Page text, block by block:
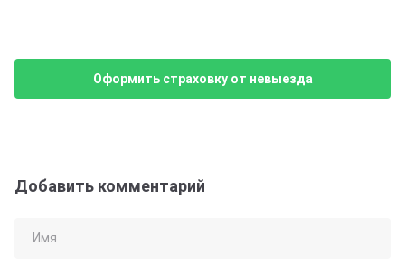
Оформить страховку от невыезда
Добавить комментарий